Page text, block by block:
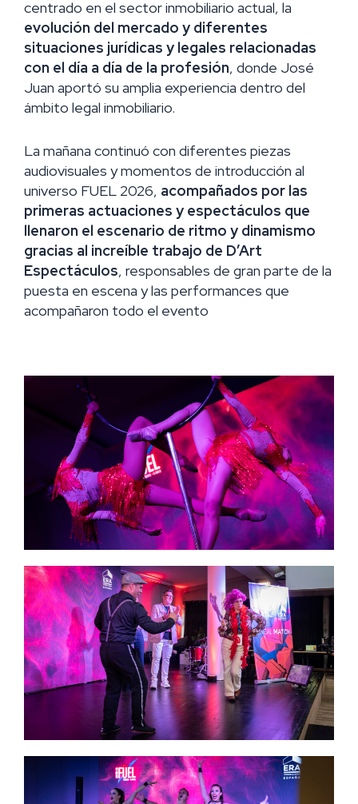
centrado en el sector inmobiliario actual, la
evolución del mercado y diferentes
situaciones jurídicas y legales relacionadas
con el día a día de la profesión, donde José
Juan aportó su amplia experiencia dentro del
ámbito legal inmobiliario.
La mañana continuó con diferentes piezas
audiovisuales y momentos de introducción al
universo FUEL 2026, acompañados por las
primeras actuaciones y espectáculos que
llenaron el escenario de ritmo y dinamismo
gracias al increíble trabajo de D’Art
Espectáculos, responsables de gran parte de la
puesta en escena y las performances que
acompañaron todo el evento